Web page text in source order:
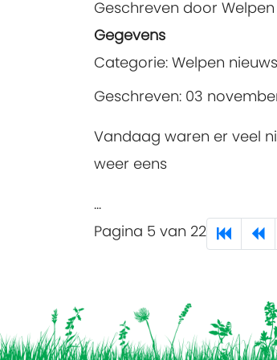
Geschreven door Welpen
Gegevens
Categorie: Welpen nieuws
Geschreven: 03
Vandaag waren er veel
weer eens
...
Pagina 5 van 22